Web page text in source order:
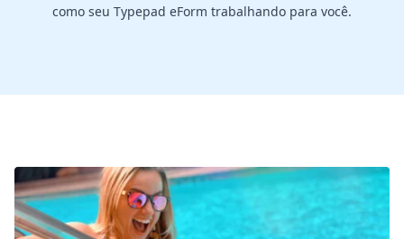
como seu Typepad eForm trabalhando para você.